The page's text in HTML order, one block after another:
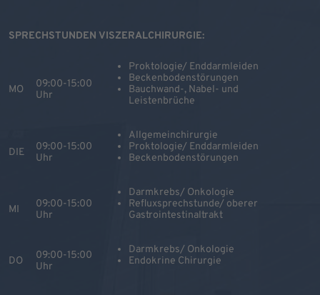
SPRECHSTUNDEN VISZERALCHIRURGIE:
MO
09:00-15:00
Uhr
Proktologie/ Enddarmleiden
Beckenbodenstörungen
Bauchwand-, Nabel- und
Leistenbrüche
DIE
09:00-15:00
Uhr
Allgemeinchirurgie
Proktologie/ Enddarmleiden
Beckenbodenstörungen
MI
09:00-15:00
Uhr
Darmkrebs/ Onkologie
Refluxsprechstunde/ oberer
Gastrointestinaltrakt
DO
09:00-15:00
Uhr
Darmkrebs/ Onkologie
Endokrine Chirurgie